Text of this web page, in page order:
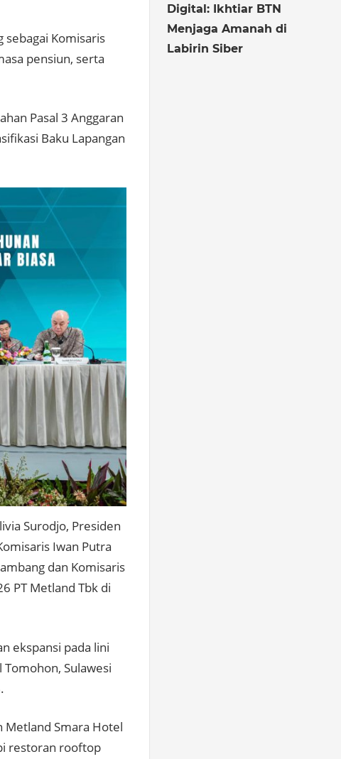
sebagai Komisaris
pensiun, serta
Pasal 3 Anggaran
Baku Lapangan
Surodjo, Presiden
Iwan Putra
dan Komisaris
PT Metland Tbk di
ekspansi pada lini
Sulawesi
Metland Smara Hotel
restoran rooftop
Digital: Ikhtiar BTN
Menjaga Amanah di
Labirin Siber